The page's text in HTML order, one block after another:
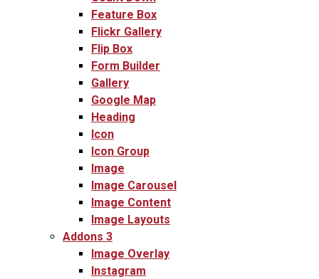
Feature Box
Flickr Gallery
Flip Box
Form Builder
Gallery
Google Map
Heading
Icon
Icon Group
Image
Image Carousel
Image Content
Image Layouts
Addons 3
Image Overlay
Instagram